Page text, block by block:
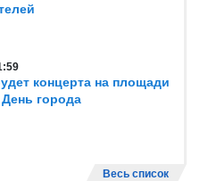
концерта на площади
города
Весь список